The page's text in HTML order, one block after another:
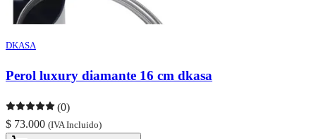
DKASA
Perol luxury diamante 16 cm dkasa
(0)
$ 73.000 (IVA Incluido)